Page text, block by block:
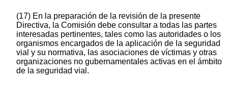
(17) En la preparación de la revisión de la presente
Directiva, la Comisión debe consultar a todas las partes
interesadas pertinentes, tales como las autoridades o los
organismos encargados de la aplicación de la seguridad
vial y su normativa, las asociaciones de víctimas y otras
organizaciones no gubernamentales activas en el ámbito
de la seguridad vial.